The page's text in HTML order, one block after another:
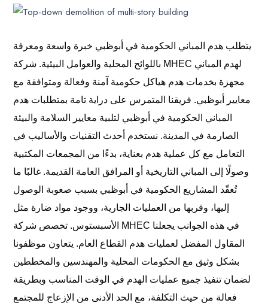
يتطلب هدم المباني الحكومية في أبوظبي خبرة واسعة ومعرفة
باللوائح المحلية والعوامل البيئية. شركة MHEC لهدم المباني
مجهزة بخدمات هدم هياكل حكومية آمنة وفعالة ومتوافقة مع
معايير أبوظبي. فريقنا المتمرس على دراية تامة بمتطلبات هدم
المباني الحكومية في أبوظبي لتلبية معايير السلامة والبيئة
الصارمة في المدينة. نستخدم أحدث التقنيات والأساليب في
التعامل مع كل عملية هدم بعناية، بدءًا من المجمعات المكتبية
وصولًا إلى المباني التاريخية أو المرافق العامة القديمة. غالبًا ما
تُعقّد المشاريع الحكومية في أبوظبي بسبب صعوبة الوصول
إليها، وقربها من العمليات الجارية، ووجود مواد ضارة مثل
الأسبستوس. تخصص شركة MHEC في هذه الجوانب يجعلنا
المقاول المفضل لعمليات هدم القطاع العام. يتعاون موظفونا
بشكل وثيق مع الحكومات المحلية والمهندسين والمخططين
لضمان تنفيذ جميع عمليات الهدم في الوقت المناسب وبطريقة
فعالة من حيث التكلفة، مع الحد الأدنى من الإزعاج للمجتمع